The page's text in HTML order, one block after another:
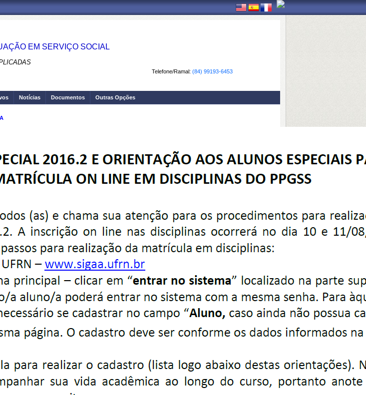
EM SERVIÇO SOCIAL
Telefone/Ramal: (84) 99193-6453
Notícias Documentos Outras Opções